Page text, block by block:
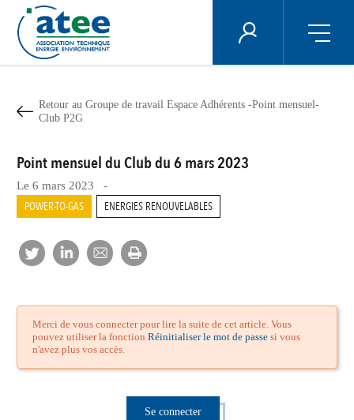
contenu
principal
ÉNERGIE PLUS
Retour au Groupe de travail Espace Adhérents -Point mensuel-
Club P2G
Point mensuel du Club du 6 mars 2023
Le 6 mars 2023 -
POWER-TO-GAS ENERGIES RENOUVELABLES
Merci de vous connecter pour lire la suite de cet article. Vous
pouvez utiliser la fonctionRéinitialiser le mot de passe si vous
n'avez plus vos accès.
Se connecter
Panneau de gestion des cookies